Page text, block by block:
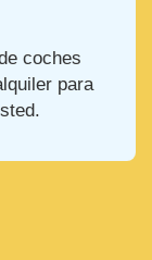
coches
para